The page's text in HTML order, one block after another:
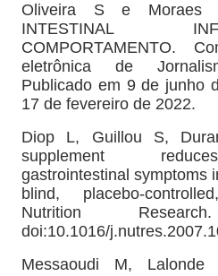
Oliveira S e Moraes
INTESTINAL
COMPORTAMENTO.
eletrônica de
Publicado em 9 de junho
17 de fevereiro de 2022.
Diop L, Guillou S,
supplement
gastrointestinal symptoms
blind, placebo-
Nutrition
doi:10.1016/
Messaoudi M,